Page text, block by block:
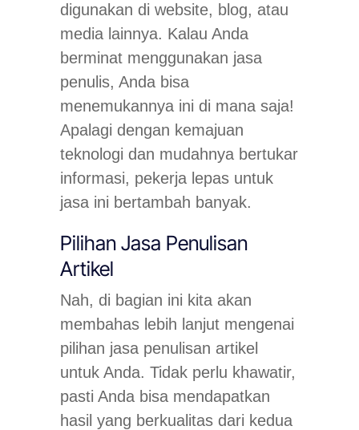
digunakan di website, blog, atau
media lainnya. Kalau Anda
berminat menggunakan jasa
penulis, Anda bisa
menemukannya ini di mana saja!
Apalagi dengan kemajuan
teknologi dan mudahnya bertukar
informasi, pekerja lepas untuk
jasa ini bertambah banyak.
Pilihan Jasa Penulisan
Artikel
Nah, di bagian ini kita akan
membahas lebih lanjut mengenai
pilihan jasa penulisan artikel
untuk Anda. Tidak perlu khawatir,
pasti Anda bisa mendapatkan
hasil yang berkualitas dari kedua